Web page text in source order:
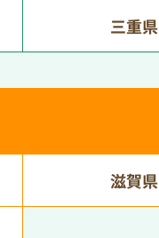
三重県
滋賀県